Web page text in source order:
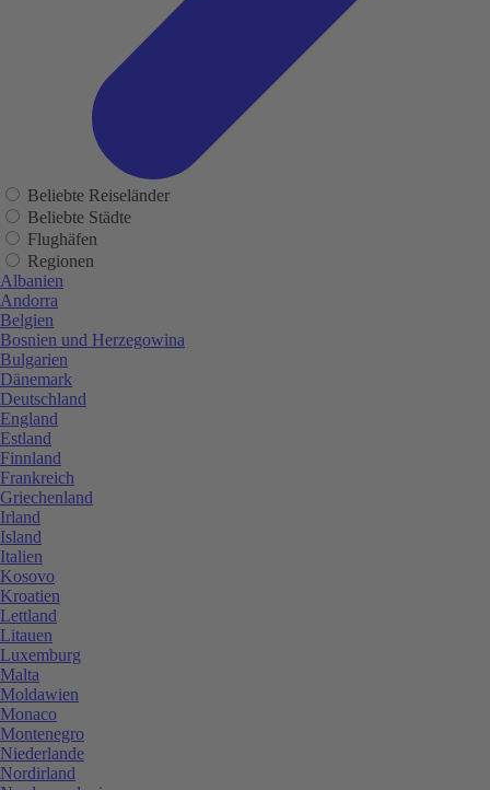
Beliebte Reiseländer
Beliebte Städte
Flughäfen
Regionen
Albanien
Andorra
Belgien
Bosnien und Herzegowina
Bulgarien
Dänemark
Deutschland
England
Estland
Finnland
Frankreich
Griechenland
Irland
Island
Italien
Kosovo
Kroatien
Lettland
Litauen
Luxemburg
Malta
Moldawien
Monaco
Montenegro
Niederlande
Nordirland